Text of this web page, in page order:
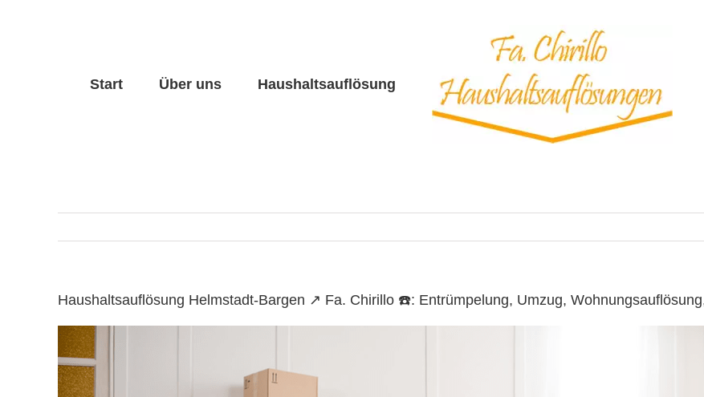
Start Über uns Haushaltsauflösung
Haushaltsauflösung Helmstadt-Bargen ↗️ Fa. Chirillo ☎️: Entrümpelung, Umzug,